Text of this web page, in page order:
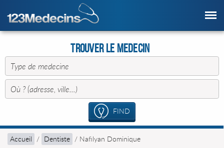
Trouver le Medecin
FIND
Accueil / Dentiste / Nafilyan Dominique